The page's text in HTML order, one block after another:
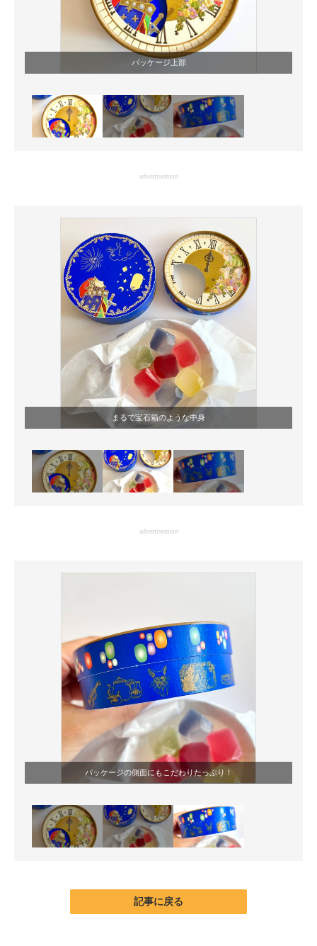
AI活用のいまが分かる
企業ITのトレンドを詳説
マーケ×ITの今がよく分かる
ITエンジニア向け専門サイト
製造業のIT導入・活用を支援
モノづくり技術者専門サイト
エレクトロニクス専門サイト
電子設計の基本と応用
エネルギーの専門メディア
建設×テクノロジーの最前線
ちょっと気になるネットの話題
パッケージ上部
advertisement
まるで宝石箱のような中身
advertisement
パッケージの側面にもこだわりたっぷり！
記事に戻る